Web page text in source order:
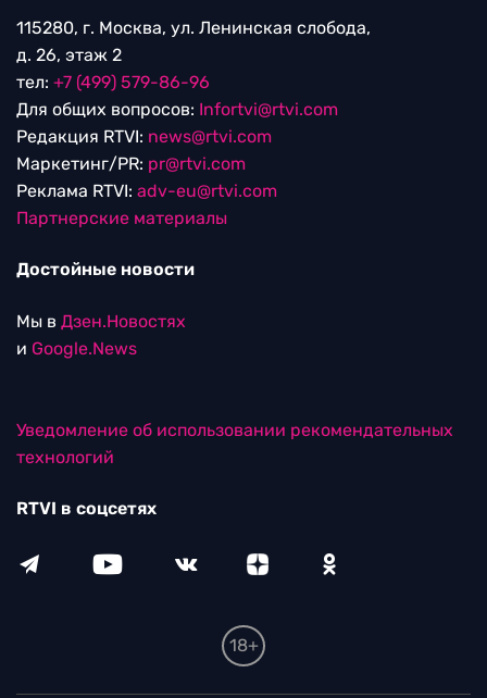
115280, г. Москва, ул. Ленинская слобода,
д. 26, этаж 2
тел: +7 (499) 579-86-96
Для общих вопросов: Infortvi@rtvi.com
Редакция RTVI: news@rtvi.com
Маркетинг/PR: pr@rtvi.com
Реклама RTVI: adv-eu@rtvi.com
Партнерские материалы
Достойные новости
Мы в Дзен.Новостях
и Google.News
Уведомление об использовании рекомендательных
технологий
RTVI в соцсетях
18+